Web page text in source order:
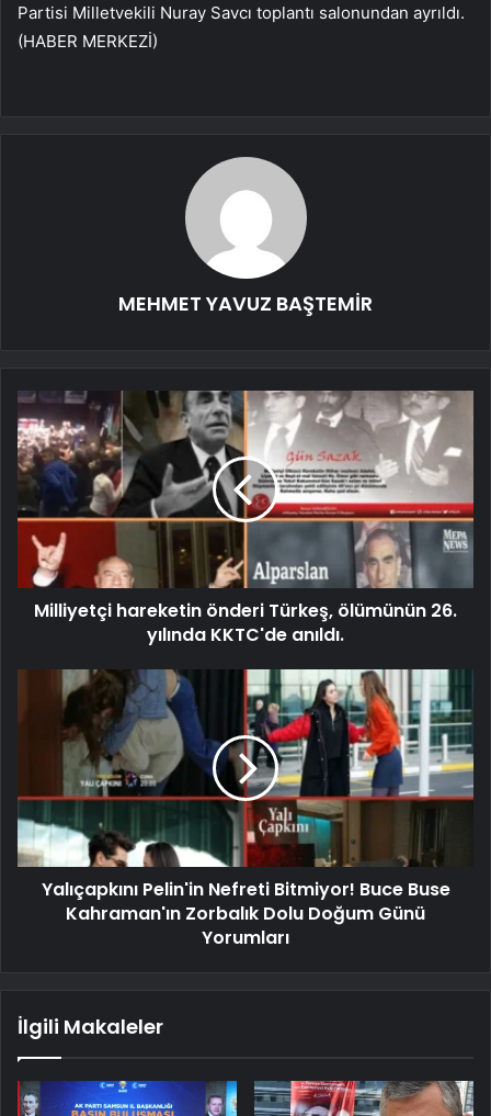
Partisi Milletvekili Nuray Savcı toplantı salonundan ayrıldı.
(HABER MERKEZİ)
MEHMET YAVUZ BAŞTEMİR
Milliyetçi hareketin önderi Türkeş, ölümünün 26.
yılında KKTC'de anıldı.
Yalıçapkını Pelin'in Nefreti Bitmiyor! Buce Buse
Kahraman'ın Zorbalık Dolu Doğum Günü
Yorumları
İlgili Makaleler